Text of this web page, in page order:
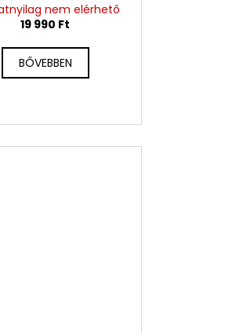
nem elérhető
19 990 Ft
BŐVEBBEN